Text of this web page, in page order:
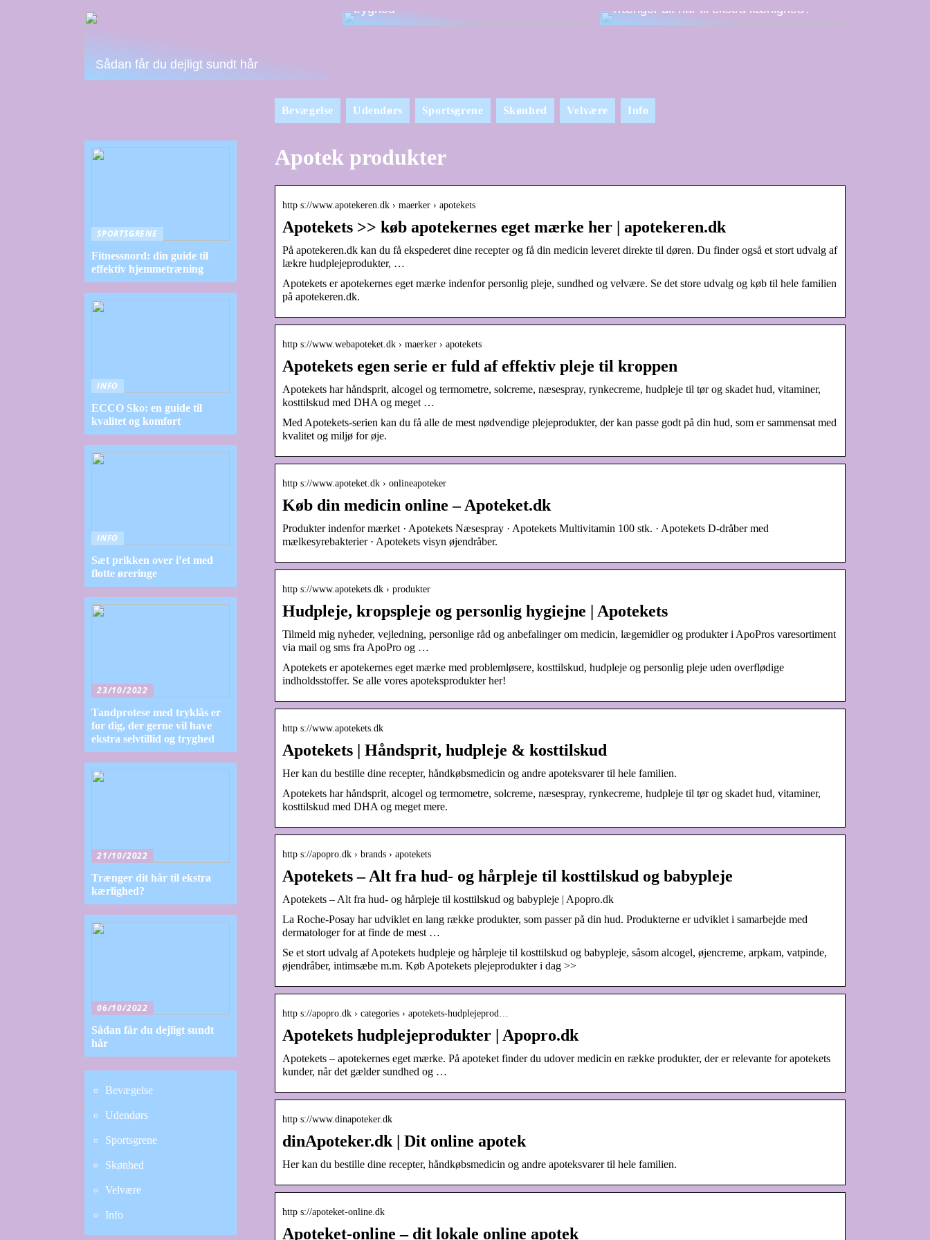
Sådan får du dejligt sundt hår
tryghed
Trænger dit hår til ekstra kærlighed?
Bevægelse Udendørs Sportsgrene Skønhed Velvære Info
Apotek produkter
http s://www.apotekeren.dk › maerker › apotekets
Apotekets >> køb apotekernes eget mærke her | apotekeren.dk
På apotekeren.dk kan du få ekspederet dine recepter og få din medicin leveret direkte til døren. Du finder også et stort udvalg af
lækre hudplejeprodukter, …
Apotekets er apotekernes eget mærke indenfor personlig pleje, sundhed og velvære. Se det store udvalg og køb til hele familien
på apotekeren.dk.
http s://www.webapoteket.dk › maerker › apotekets
Apotekets egen serie er fuld af effektiv pleje til kroppen
Apotekets har håndsprit, alcogel og termometre, solcreme, næsespray, rynkecreme, hudpleje til tør og skadet hud, vitaminer,
kosttilskud med DHA og meget …
Med Apotekets-serien kan du få alle de mest nødvendige plejeprodukter, der kan passe godt på din hud, som er sammensat med
kvalitet og miljø for øje.
http s://www.apoteket.dk › onlineapoteker
Køb din medicin online – Apoteket.dk
Produkter indenfor mærket · Apotekets Næsespray · Apotekets Multivitamin 100 stk. · Apotekets D-dråber med
mælkesyrebakterier · Apotekets visyn øjendråber.
http s://www.apotekets.dk › produkter
Hudpleje, kropspleje og personlig hygiejne | Apotekets
Tilmeld mig nyheder, vejledning, personlige råd og anbefalinger om medicin, lægemidler og produkter i ApoPros varesortiment
via mail og sms fra ApoPro og …
Apotekets er apotekernes eget mærke med problemløsere, kosttilskud, hudpleje og personlig pleje uden overflødige
indholdsstoffer. Se alle vores apoteksprodukter her!
http s://www.apotekets.dk
Apotekets | Håndsprit, hudpleje & kosttilskud
Her kan du bestille dine recepter, håndkøbsmedicin og andre apoteksvarer til hele familien.
Apotekets har håndsprit, alcogel og termometre, solcreme, næsespray, rynkecreme, hudpleje til tør og skadet hud, vitaminer,
kosttilskud med DHA og meget mere.
http s://apopro.dk › brands › apotekets
Apotekets – Alt fra hud- og hårpleje til kosttilskud og babypleje
Apotekets – Alt fra hud- og hårpleje til kosttilskud og babypleje | Apopro.dk
La Roche-Posay har udviklet en lang række produkter, som passer på din hud. Produkterne er udviklet i samarbejde med
dermatologer for at finde de mest …
Se et stort udvalg af Apotekets hudpleje og hårpleje til kosttilskud og babypleje, såsom alcogel, øjencreme, arpkam, vatpinde,
øjendråber, intimsæbe m.m. Køb Apotekets plejeprodukter i dag >>
http s://apopro.dk › categories › apotekets-hudplejeprod…
Apotekets hudplejeprodukter | Apopro.dk
Apotekets – apotekernes eget mærke. På apoteket finder du udover medicin en række produkter, der er relevante for apotekets
kunder, når det gælder sundhed og …
http s://www.dinapoteker.dk
dinApoteker.dk | Dit online apotek
Her kan du bestille dine recepter, håndkøbsmedicin og andre apoteksvarer til hele familien.
http s://apoteket-online.dk
Apoteket-online – dit lokale online apotek
SPORTSGRENE
Fitnessnord: din guide til
effektiv hjemmetræning
INFO
ECCO Sko: en guide til
kvalitet og komfort
INFO
Sæt prikken over i’et med
flotte øreringe
23/10/2022
Tandprotese med tryklås er
for dig, der gerne vil have
ekstra selvtillid og tryghed
21/10/2022
Trænger dit hår til ekstra
kærlighed?
06/10/2022
Sådan får du dejligt sundt
hår
Bevægelse
Udendørs
Sportsgrene
Skønhed
Velvære
Info